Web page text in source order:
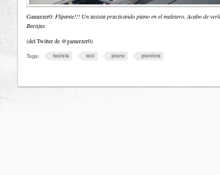
Gamerzer0: Flipante!!! Un taxista practicando piano en el maletero. Acabo de
Barajas
(del Twitter de @gamerzer0)
Tags: taxista taxi piano pianista